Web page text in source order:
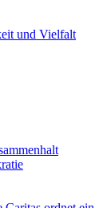
und Vielfalt